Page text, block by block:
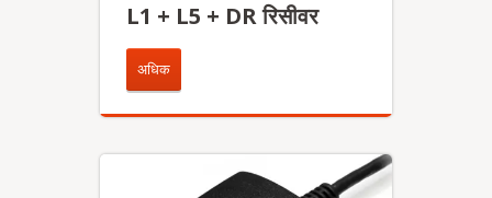
L1 + L5 + DR रिसीवर
अधिक